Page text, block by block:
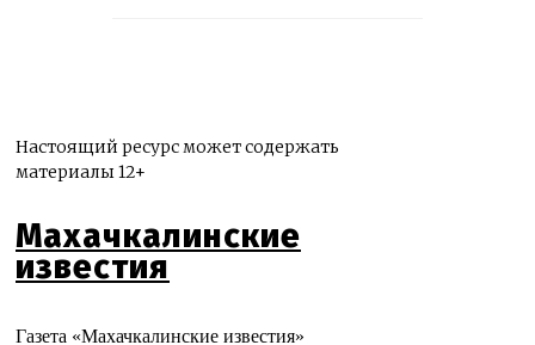
Настоящий ресурс может содержать
материалы 12+
Махачкалинские
известия
Газета «Махачкалинские известия»